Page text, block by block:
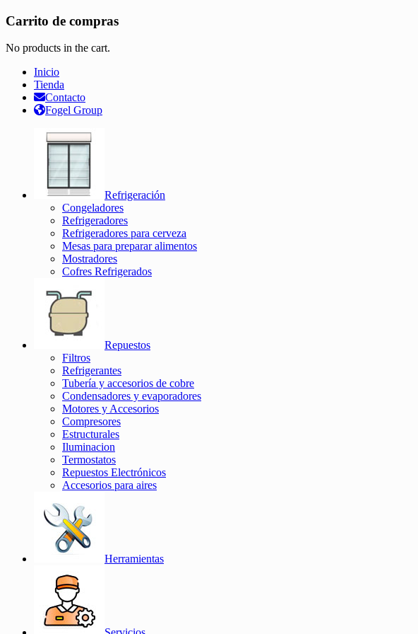
Carrito de compras
No products in the cart.
Inicio
Tienda
Contacto
Fogel Group
Refrigeración
Congeladores
Refrigeradores
Refrigeradores para cerveza
Mesas para preparar alimentos
Mostradores
Cofres Refrigerados
Repuestos
Filtros
Refrigerantes
Tubería y accesorios de cobre
Condensadores y evaporadores
Motores y Accesorios
Compresores
Estructurales
Iluminacion
Termostatos
Repuestos Electrónicos
Accesorios para aires
Herramientas